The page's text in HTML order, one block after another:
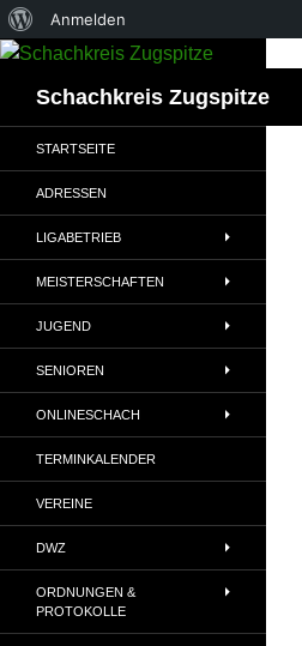
Über
WordPress
Anmelden
Zum
springenSchachkreis Zugspitze
STARTSEITE
ADRESSEN
LIGABETRIEB
MEISTERSCHAFTEN
JUGEND
SENIOREN
ONLINESCHACH
TERMINKALENDER
VEREINE
DWZ
ORDNUNGEN &
PROTOKOLLE